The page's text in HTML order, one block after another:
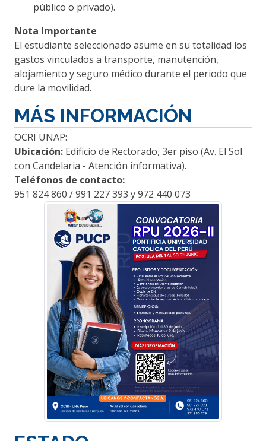
público o privado).
Nota Importante
El estudiante seleccionado asume en su totalidad los
gastos vinculados a transporte, manutención,
alojamiento y seguro médico durante el periodo que
dure la movilidad.
MÁS INFORMACIÓN
OCRI UNAP:
Ubicación: Edificio de Rectorado, 3er piso (Av. El Sol
con Candelaria - Atención informativa).
Teléfonos de contacto:
951 824 860 / 991 227 393 y 972 440 073